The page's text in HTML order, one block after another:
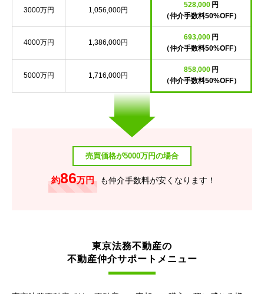
3000万円 1,056,000円
528,000 円
（仲介手数料50%OFF）
4000万円 1,386,000円
693,000 円
（仲介手数料50%OFF）
5000万円 1,716,000円
858,000 円
（仲介手数料50%OFF）
売買価格が5000万円の場合
約86万円 も仲介手数料が安くなります！
東京法務不動産の
不動産仲介サポートメニュー